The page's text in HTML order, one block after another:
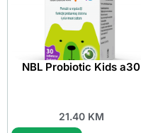
NBL Probiotic Kids a30
21.40 KM